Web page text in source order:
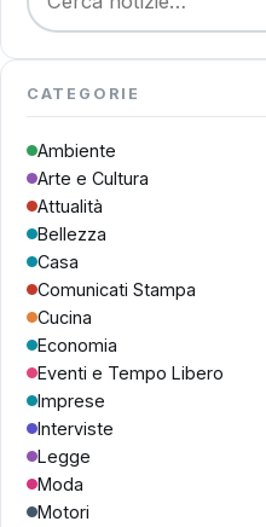
CATEGORIE
Ambiente
Arte e Cultura
Attualità
Bellezza
Casa
Comunicati Stampa
Cucina
Economia
Eventi e Tempo Libero
Imprese
Interviste
Legge
Moda
Motori